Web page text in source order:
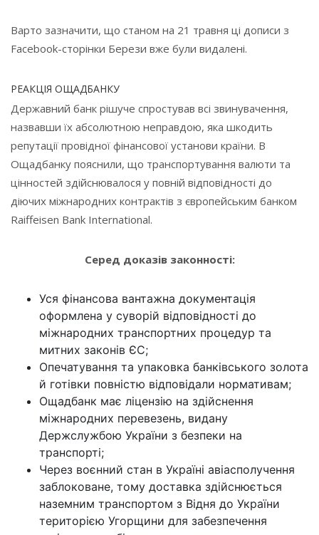
Варто зазначити, що станом на 21 травня ці дописи з
Facebook-сторінки Берези вже були видалені.
РЕАКЦІЯ ОЩАДБАНКУ
Державний банк рішуче спростував всі звинувачення,
назвавши їх абсолютною неправдою, яка шкодить
репутації провідної фінансової установи країни. В
Ощадбанку пояснили, що транспортування валюти та
цінностей здійснювалося у повній відповідності до
діючих міжнародних контрактів з європейським банком
Raiffeisen Bank International.
Серед доказів законності:
Уся фінансова вантажна документація
оформлена у суворій відповідності до
міжнародних транспортних процедур та
митних законів ЄС;
Опечатування та упаковка банківського золота
й готівки повністю відповідали нормативам;
Ощадбанк має ліцензію на здійснення
міжнародних перевезень, видану
Держслужбою України з безпеки на
транспорті;
Через воєнний стан в Україні авіасполучення
заблоковане, тому доставка здійснюється
наземним транспортом з Відня до України
територією Угорщини для забезпечення